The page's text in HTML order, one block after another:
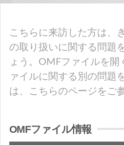
こちらに来訪した方は、
の取り扱いに関する問題
ょう。OMFファイルを開
ァイルに関する別の問題
は、こちらのページをご
OMFファイル情報